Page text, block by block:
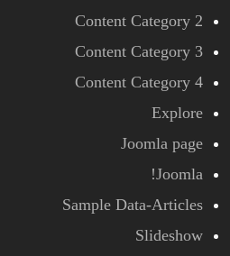
Content Category 2
Content Category 3
Content Category 4
Explore
Joomla page
Joomla!
Sample Data-Articles
Slideshow